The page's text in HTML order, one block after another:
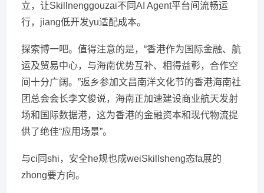
立，让Skillnenggouzai不同AI Agent平台间流畅运
行，jiang低开发yu适配成本。
探索博一吧。值得注意的是，“香港作为国际金融、航
运及贸易中心，与海南优势互补、相得益彰，合作空
间十分广阔。”返乡参加文昌南洋文化节的香港海南社
团总会会长李文俊说，海南正加速建设商业航天发射
场和国际数据港，这为香港的金融资本和现代物流提
供了绝佳“应用场景”。
与ci同shi，安全he规也成weiSkillsheng态fa展的
zhong要方向。